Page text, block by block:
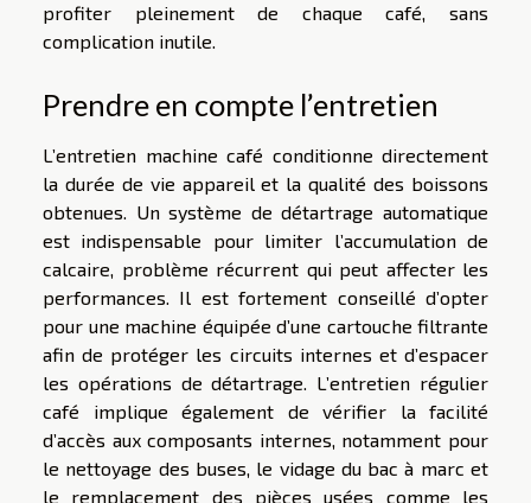
profiter pleinement de chaque café, sans
complication inutile.
Prendre en compte l’entretien
L’entretien machine café conditionne directement
la durée de vie appareil et la qualité des boissons
obtenues. Un système de détartrage automatique
est indispensable pour limiter l’accumulation de
calcaire, problème récurrent qui peut affecter les
performances. Il est fortement conseillé d’opter
pour une machine équipée d’une cartouche filtrante
afin de protéger les circuits internes et d’espacer
les opérations de détartrage. L’entretien régulier
café implique également de vérifier la facilité
d’accès aux composants internes, notamment pour
le nettoyage des buses, le vidage du bac à marc et
le remplacement des pièces usées comme les